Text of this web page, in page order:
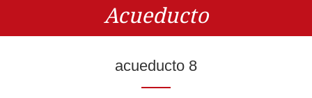
Acueducto
acueducto 8